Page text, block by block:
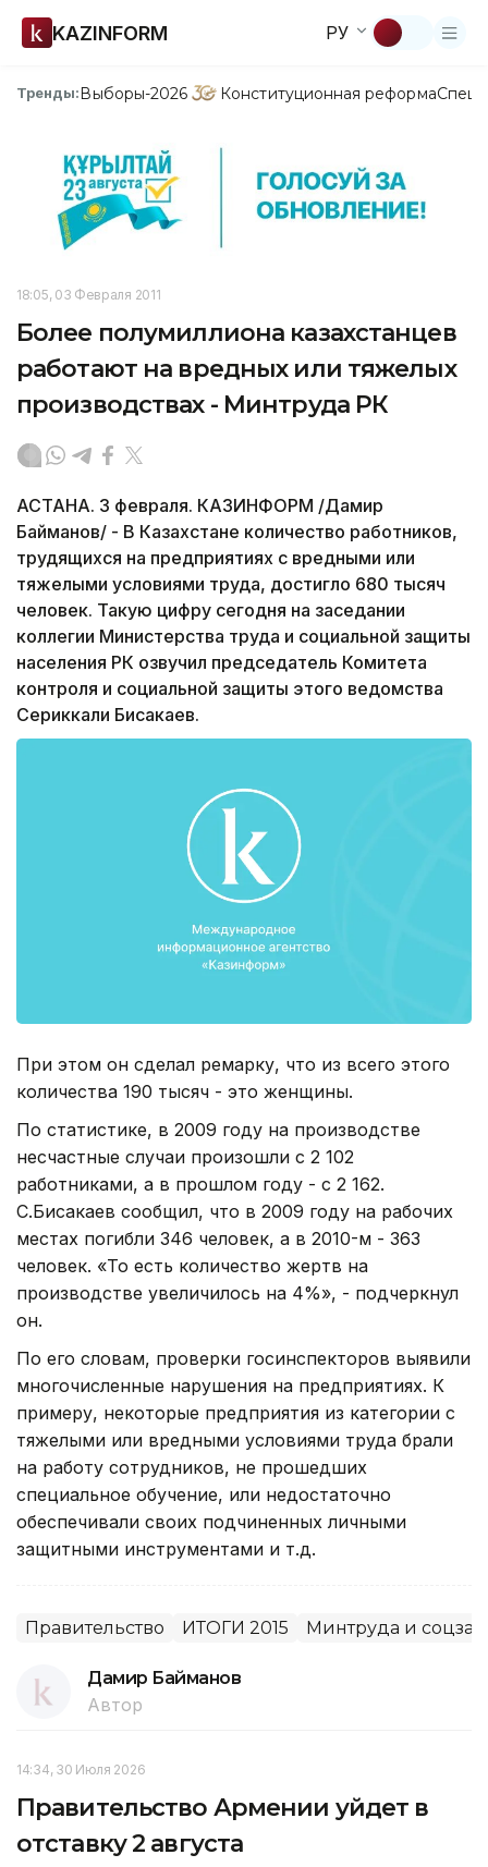
KAZINFORM РУ
Тренды:Выборы-2026 Конституционная реформа
18:05, 03 Февраля 2011
Более полумиллиона казахстанцев
работают на вредных или тяжелых
производствах - Минтруда РК
АСТАНА. 3 февраля. КАЗИНФОРМ /Дамир
Байманов/ - В Казахстане количество работников,
трудящихся на предприятиях с вредными или
тяжелыми условиями труда, достигло 680 тысяч
человек. Такую цифру сегодня на заседании
коллегии Министерства труда и социальной защиты
населения РК озвучил председатель Комитета
контроля и социальной защиты этого ведомства
Сериккали Бисакаев.
При этом он сделал ремарку, что из всего этого
количества 190 тысяч - это женщины.
По статистике, в 2009 году на производстве
несчастные случаи произошли с 2 102
работниками, а в прошлом году - с 2 162.
С.Бисакаев сообщил, что в 2009 году на рабочих
местах погибли 346 человек, а в 2010-м - 363
человек. «То есть количество жертв на
производстве увеличилось на 4%», - подчеркнул
он.
По его словам, проверки госинспекторов выявили
многочисленные нарушения на предприятиях. К
примеру, некоторые предприятия из категории с
тяжелыми или вредными условиями труда брали
на работу сотрудников, не прошедших
специальное обучение, или недостаточно
обеспечивали своих подчиненных личными
защитными инструментами и т.д.
Правительство ИТОГИ 2015 Минтруда и
Дамир Байманов
Автор
14:34, 30 Июля 2026
Правительство Армении уйдет в
отставку 2 августа